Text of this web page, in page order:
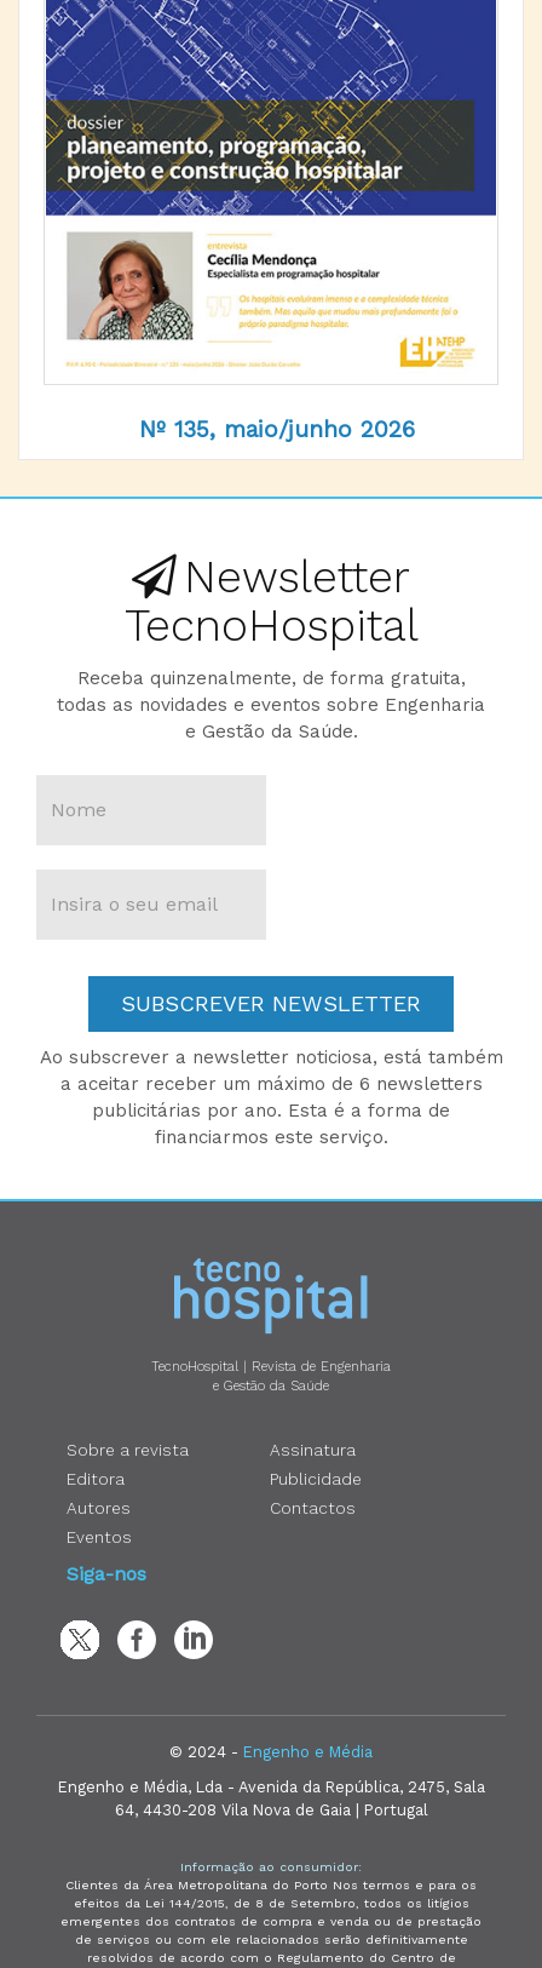
Nº 135, maio/junho 2026
Newsletter
TecnoHospital
Receba quinzenalmente, de forma gratuita,
todas as novidades e eventos sobre Engenharia
e Gestão da Saúde.
SUBSCREVER NEWSLETTER
Ao subscrever a newsletter noticiosa, está também
a aceitar receber um máximo de 6 newsletters
publicitárias por ano. Esta é a forma de
financiarmos este serviço.
TecnoHospital | Revista de Engenharia
e Gestão da Saúde
Sobre a revista
Editora
Autores
Eventos
Assinatura
Publicidade
Contactos
Siga-nos
© 2024 - Engenho e Média
Engenho e Média, Lda - Avenida da República, 2475, Sala
64, 4430-208 Vila Nova de Gaia | Portugal
Informação ao consumidor:
Clientes da Área Metropolitana do Porto Nos termos e para os
efeitos da Lei 144/2015, de 8 de Setembro, todos os litígios
emergentes dos contratos de compra e venda ou de prestação
de serviços ou com ele relacionados serão definitivamente
resolvidos de acordo com o Regulamento do Centro de